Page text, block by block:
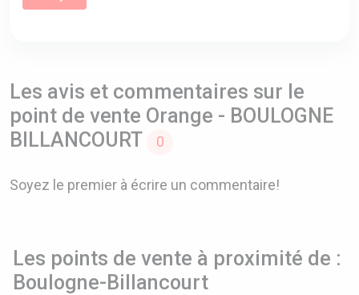
Les avis et commentaires sur le
point de vente Orange - BOULOGNE
BILLANCOURT
0
Soyez le premier à écrire un commentaire!
Les points de vente à proximité de :
Boulogne-Billancourt